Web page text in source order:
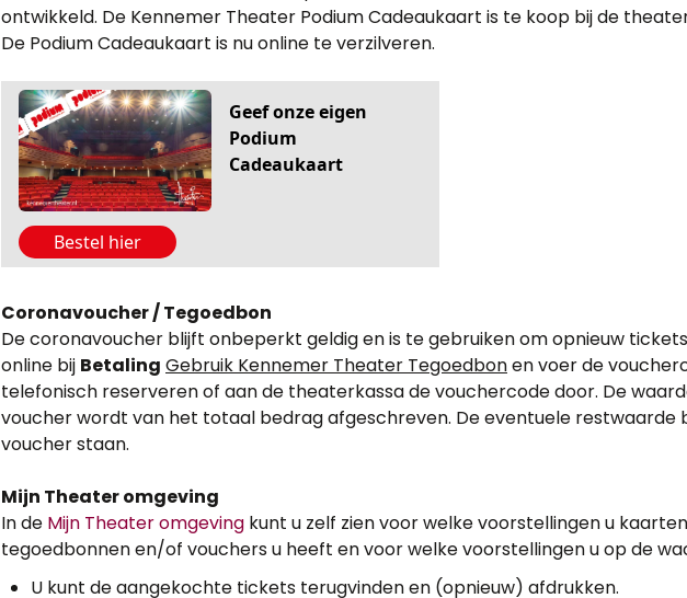
ontwikkeld. De Kennemer Theater Podium Cadeaukaart is te koop bij de
De Podium Cadeaukaart is nu online te verzilveren.
Coronavoucher / Tegoedbon
De coronavoucher blijft onbeperkt geldig en is te gebruiken om opnieuw
online bij Betaling Gebruik Kennemer Theater Tegoedbonen voer de
telefonisch reserveren of aan de theaterkassa de vouchercode door. De
voucher wordt van het totaal bedrag afgeschreven. De eventuele restwaarde
voucher staan.
Mijn Theater omgeving
In de Mijn Theater omgeving kunt u zelf zien voor welke voorstellingen u
tegoedbonnen en/of vouchers u heeft en voor welke voorstellingen u op de
U kunt de aangekochte tickets terugvinden en (opnieuw) afdrukken.